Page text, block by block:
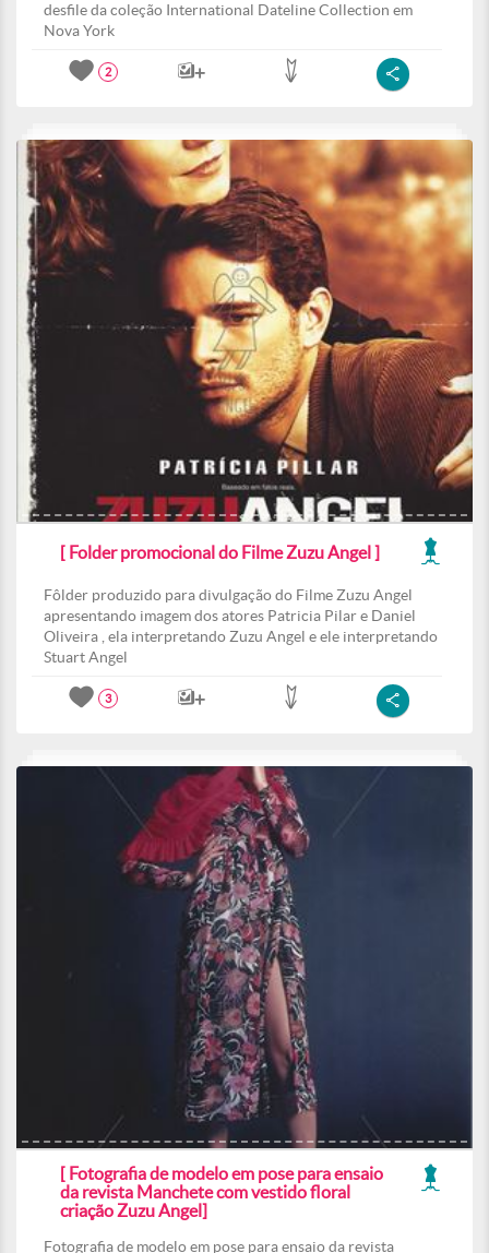
desfile da coleção International Dateline Collection em
Nova York
2
[ Folder promocional do Filme Zuzu Angel ]
Fôlder produzido para divulgação do Filme Zuzu Angel
apresentando imagem dos atores Patricia Pilar e Daniel
Oliveira , ela interpretando Zuzu Angel e ele interpretando
Stuart Angel
3
[ Fotografia de modelo em pose para ensaio
da revista Manchete com vestido floral
criação Zuzu Angel]
Fotografia de modelo em pose para ensaio da revista